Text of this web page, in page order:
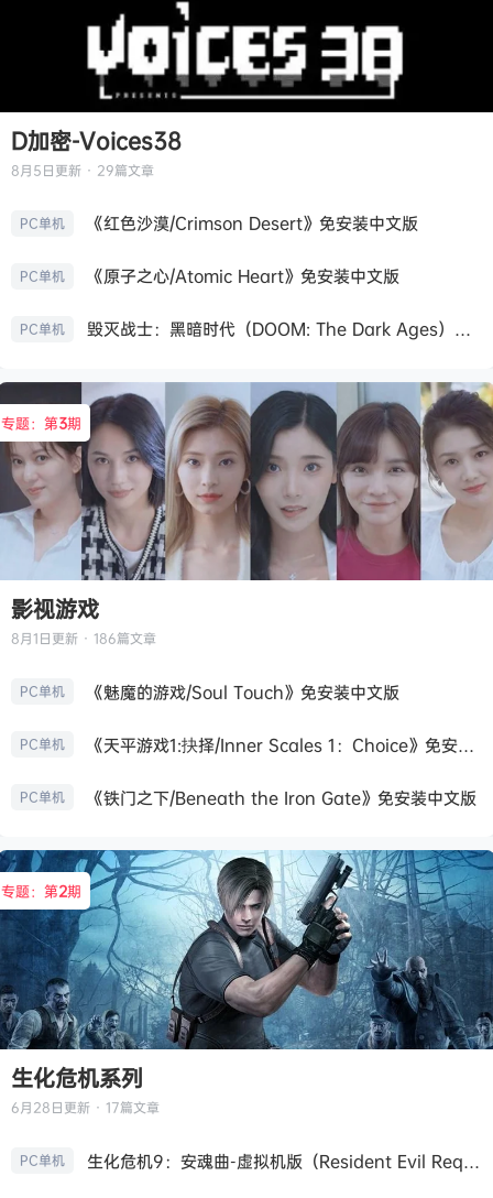
D加密-Voices38
8月5日更新 · 29篇文章
PC单机 《红色沙漠/Crimson Desert》免安装中文版
PC单机 《原子之心/Atomic Heart》免安装中文版
PC单机 毁灭战士：黑暗时代（DOOM: The Dark Ages）免安装中文版
专题：第3期
影视游戏
8月1日更新 · 186篇文章
PC单机 《魅魔的游戏/Soul Touch》免安装中文版
PC单机 《天平游戏1:抉择/Inner Scales 1：Choice》免安装中文版
PC单机 《铁门之下/Beneath the Iron Gate》免安装中文版
专题：第2期
生化危机系列
6月28日更新 · 17篇文章
PC单机 生化危机9：安魂曲-虚拟机版（Resident Evil Requiem HYPERVISOR）免安装中文版